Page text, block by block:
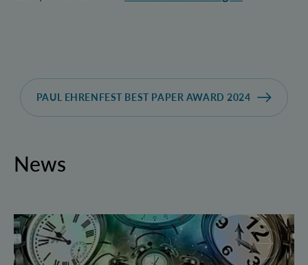
PAUL EHRENFEST BEST PAPER AWARD 2024
News
Geborgte Zeit: Forscher spulen Quantensysteme vor